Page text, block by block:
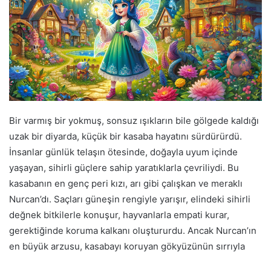
Bir varmış bir yokmuş, sonsuz ışıkların bile gölgede kaldığı
uzak bir diyarda, küçük bir kasaba hayatını sürdürürdü.
İnsanlar günlük telaşın ötesinde, doğayla uyum içinde
yaşayan, sihirli güçlere sahip yaratıklarla çevriliydi. Bu
kasabanın en genç peri kızı, arı gibi çalışkan ve meraklı
Nurcan’dı. Saçları güneşin rengiyle yarışır, elindeki sihirli
değnek bitkilerle konuşur, hayvanlarla empati kurar,
gerektiğinde koruma kalkanı oluştururdu. Ancak Nurcan’ın
en büyük arzusu, kasabayı koruyan gökyüzünün sırrıyla